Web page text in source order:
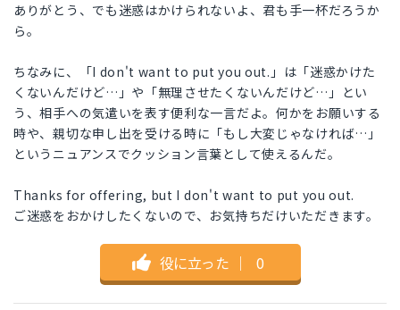
ありがとう、でも迷惑はかけられないよ、君も手一杯だろうか
ら。
ちなみに、「I don't want to put you out.」は「迷惑かけた
くないんだけど…」や「無理させたくないんだけど…」とい
う、相手への気遣いを表す便利な一言だよ。何かをお願いする
時や、親切な申し出を受ける時に「もし大変じゃなければ…」
というニュアンスでクッション言葉として使えるんだ。
Thanks for offering, but I don't want to put you out.
ご迷惑をおかけしたくないので、お気持ちだけいただきます。
役に立った ｜ 0